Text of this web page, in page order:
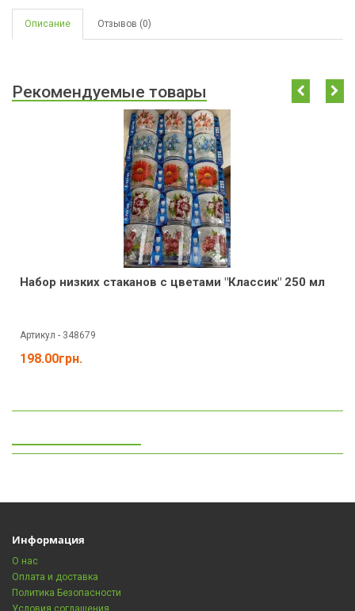
Описание Отзывов (0)
Рекомендуемые товары
Набор низких стаканов с цветами "Классик" 250 мл
Артикул - 348679
198.00грн.
Информация
О нас
Оплата и доставка
Политика Безопасности
Условия соглашения